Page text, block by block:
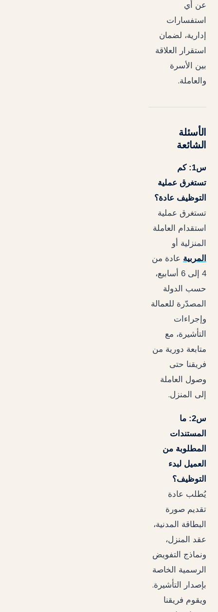
عن أي
استفسارات
إدارية، لضمان
استقرار العلاقة
بين الأسرة
والعاملة.
الأسئلة
الشائعة
س1: كم
تستغرق عملية
التوظيف عادة؟
تستغرق عملية
استقدام العاملة
المنزلية أو
المربية عادة من
4 إلى 6 أسابيع،
حسب الدولة
المصدّرة للعمالة
وإجراءات
التأشيرة، مع
متابعة دورية من
فريقنا حتى
وصول العاملة
إلى المنزل.
س2: ما
المستندات
المطلوبة من
العميل لبدء
التوظيف؟
يُطلب عادة
تقديم صورة
البطاقة المدنية،
عقد المنزل،
ونماذج التفويض
الرسمية الخاصة
بإصدار التأشيرة.
ويقوم فريقنا